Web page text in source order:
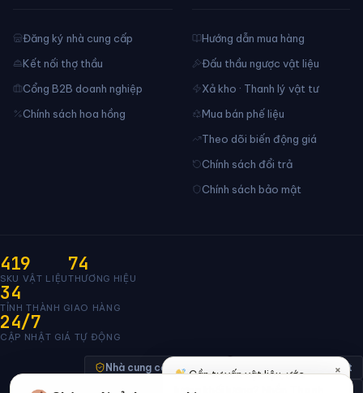
Đăng ký nhà cung cấp
Kết nối thợ thầu
Cổng B2B doanh nghiệp
Chính sách hoa hồng
Hướng dẫn mua hàng
Đấu thầu ngược vật liệu
Xả kho · Thanh lý vật tư
Mua bán phế liệu
Theo dõi biến động giá
Chính sách đổi trả
Chính sách bảo mật
419
SKU VẬT LIỆU
74
THƯƠNG HIỆU
34
TỈNH THÀNH GIAO HÀNG
24/7
CẬP NHẬT GIÁ TỰ ĐỘNG
Nhà cung cấp xác minh
Thanh toán bảo mật
Đã thông báo Bộ Công Thương · đang chờ duyệt
×
Cần tư vấn vật liệu, ước
lượng khối lượng? Nhắn